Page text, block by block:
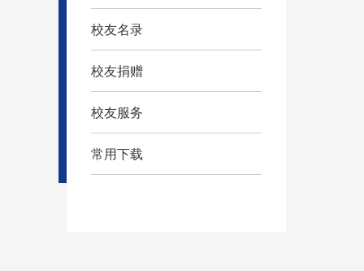
校友名录
校友捐赠
校友服务
常用下载